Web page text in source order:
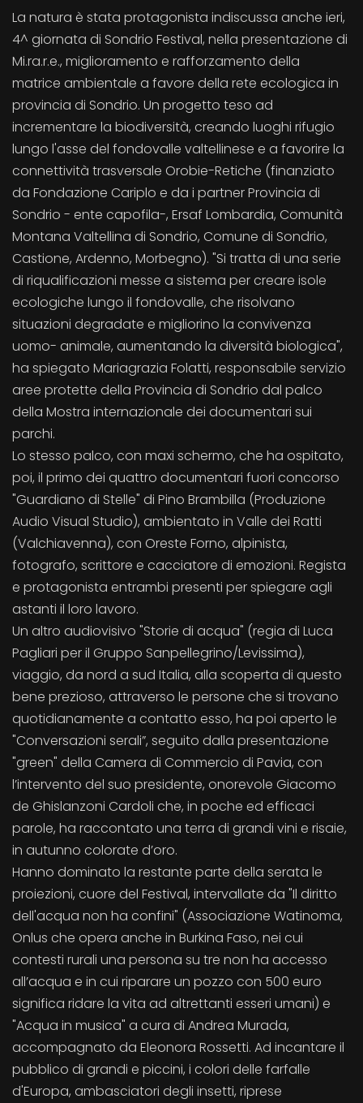
La natura è stata protagonista indiscussa anche ieri,
4^ giornata di Sondrio Festival, nella presentazione di
Mi.ra.r.e., miglioramento e rafforzamento della
matrice ambientale a favore della rete ecologica in
provincia di Sondrio. Un progetto teso ad
incrementare la biodiversità, creando luoghi rifugio
lungo l'asse del fondovalle valtellinese e a favorire la
connettività trasversale Orobie-Retiche (finanziato
da Fondazione Cariplo e da i partner Provincia di
Sondrio - ente capofila-, Ersaf Lombardia, Comunità
Montana Valtellina di Sondrio, Comune di Sondrio,
Castione, Ardenno, Morbegno). "Si tratta di una serie
di riqualificazioni messe a sistema per creare isole
ecologiche lungo il fondovalle, che risolvano
situazioni degradate e migliorino la convivenza
uomo- animale, aumentando la diversità biologica",
ha spiegato Mariagrazia Folatti, responsabile servizio
aree protette della Provincia di Sondrio dal palco
della Mostra internazionale dei documentari sui
parchi.
Lo stesso palco, con maxi schermo, che ha ospitato,
poi, il primo dei quattro documentari fuori concorso
"Guardiano di Stelle" di Pino Brambilla (Produzione
Audio Visual Studio), ambientato in Valle dei Ratti
(Valchiavenna), con Oreste Forno, alpinista,
fotografo, scrittore e cacciatore di emozioni. Regista
e protagonista entrambi presenti per spiegare agli
astanti il loro lavoro.
Un altro audiovisivo "Storie di acqua" (regia di Luca
Pagliari per il Gruppo Sanpellegrino/Levissima),
viaggio, da nord a sud Italia, alla scoperta di questo
bene prezioso, attraverso le persone che si trovano
quotidianamente a contatto esso, ha poi aperto le
"Conversazioni serali”, seguito dalla presentazione
"green" della Camera di Commercio di Pavia, con
l’intervento del suo presidente, onorevole Giacomo
de Ghislanzoni Cardoli che, in poche ed efficaci
parole, ha raccontato una terra di grandi vini e risaie,
in autunno colorate d’oro.
Hanno dominato la restante parte della serata le
proiezioni, cuore del Festival, intervallate da "Il diritto
dell'acqua non ha confini" (Associazione Watinoma,
Onlus che opera anche in Burkina Faso, nei cui
contesti rurali una persona su tre non ha accesso
all’acqua e in cui riparare un pozzo con 500 euro
significa ridare la vita ad altrettanti esseri umani) e
"Acqua in musica" a cura di Andrea Murada,
accompagnato da Eleonora Rossetti. Ad incantare il
pubblico di grandi e piccini, i colori delle farfalle
d'Europa, ambasciatori degli insetti, riprese